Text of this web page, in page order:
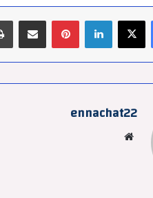
فيسبوك ‫X لينكدإن بينتيريستمشاركة عبر
ennachat22